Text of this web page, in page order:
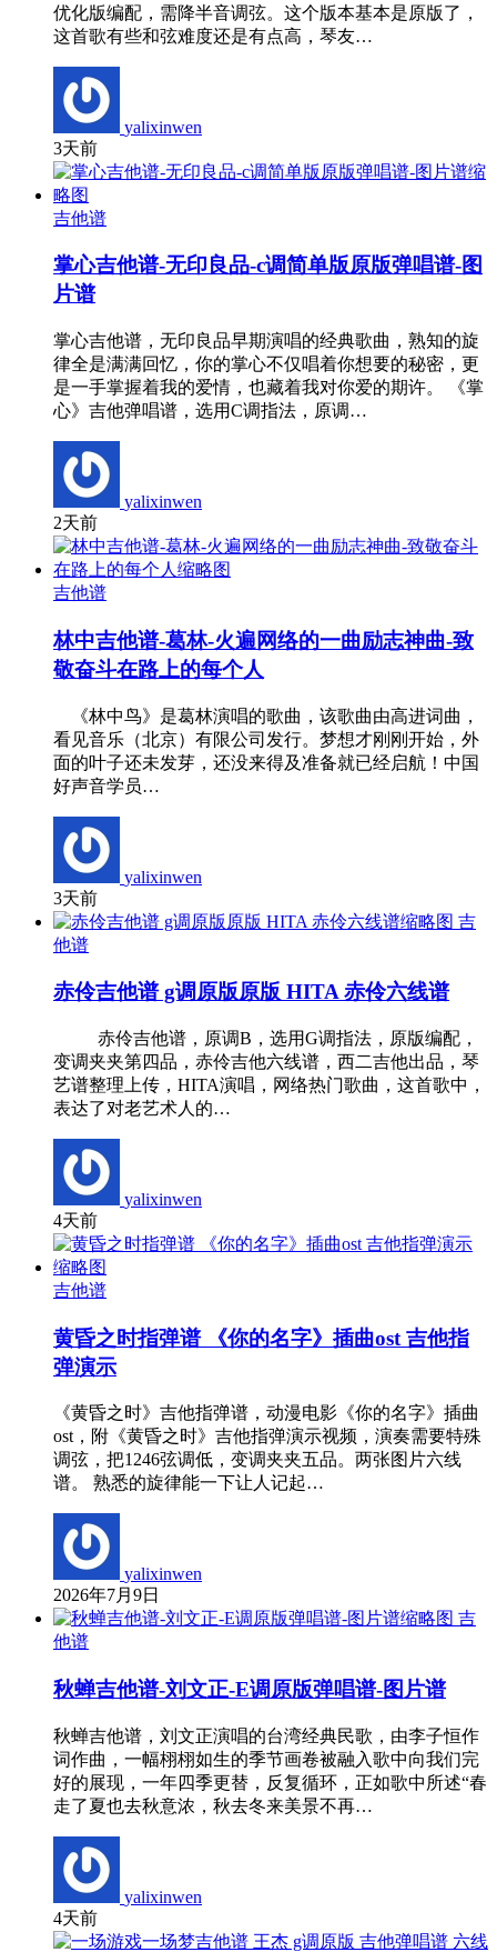
优化版编配，需降半音调弦。这个版本基本是原版了，
这首歌有些和弦难度还是有点高，琴友…
yalixinwen
3天前
吉他谱
掌心吉他谱-无印良品-c调简单版原版弹唱谱-图
片谱
掌心吉他谱，无印良品早期演唱的经典歌曲，熟知的旋
律全是满满回忆，你的掌心不仅唱着你想要的秘密，更
是一手掌握着我的爱情，也藏着我对你爱的期许。 《掌
心》吉他弹唱谱，选用C调指法，原调…
yalixinwen
2天前
吉他谱
林中吉他谱-葛林-火遍网络的一曲励志神曲-致
敬奋斗在路上的每个人
《林中鸟》是葛林演唱的歌曲，该歌曲由高进词曲，
看见音乐（北京）有限公司发行。梦想才刚刚开始，外
面的叶子还未发芽，还没来得及准备就已经启航！中国
好声音学员…
yalixinwen
3天前
吉
他谱
赤伶吉他谱 g调原版原版 HITA 赤伶六线谱
赤伶吉他谱，原调B，选用G调指法，原版编配，
变调夹夹第四品，赤伶吉他六线谱，西二吉他出品，琴
艺谱整理上传，HITA演唱，网络热门歌曲，这首歌中，
表达了对老艺术人的…
yalixinwen
4天前
吉他谱
黄昏之时指弹谱 《你的名字》插曲ost 吉他指
弹演示
《黄昏之时》吉他指弹谱，动漫电影《你的名字》插曲
ost，附《黄昏之时》吉他指弹演示视频，演奏需要特殊
调弦，把1246弦调低，变调夹夹五品。两张图片六线
谱。 熟悉的旋律能一下让人记起…
yalixinwen
2026年7月9日
吉
他谱
秋蝉吉他谱-刘文正-E调原版弹唱谱-图片谱
秋蝉吉他谱，刘文正演唱的台湾经典民歌，由李子恒作
词作曲，一幅栩栩如生的季节画卷被融入歌中向我们完
好的展现，一年四季更替，反复循环，正如歌中所述“春
走了夏也去秋意浓，秋去冬来美景不再…
yalixinwen
4天前